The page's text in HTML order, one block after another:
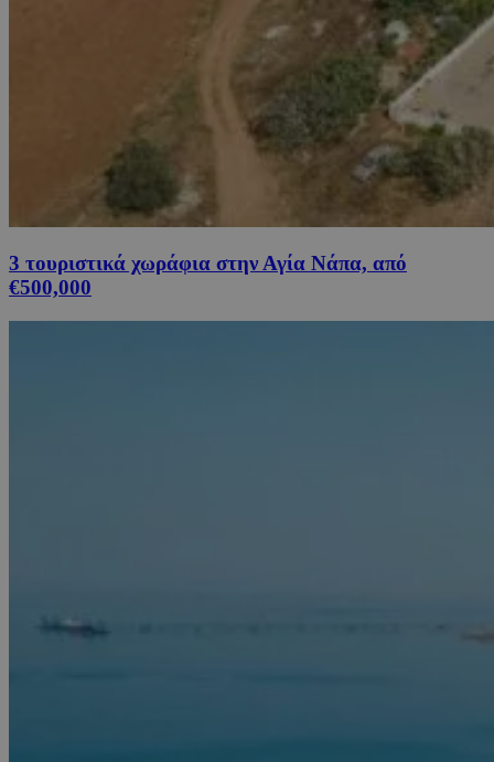
3 τουριστικά χωράφια στην Αγία Νάπα, από
€500,000